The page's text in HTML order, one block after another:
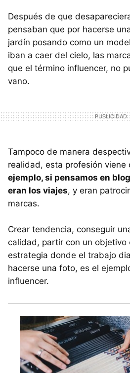
Después de que
pensaban que por hacerse
jardín posando como un
iban a caer del cielo, las
que el término influencer, no
vano.
Tampoco de manera
realidad, esta profesión viene
ejemplo, si pensamos en
eran los viajes, y eran
marcas.
Crear tendencia, conseguir
calidad, partir con un objetivo
estrategia donde el trabajo
hacerse una foto, es el
influencer.